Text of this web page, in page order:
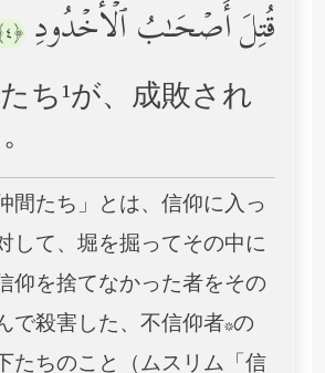
قُتِلَ أَصۡحَـٰبُ ٱلۡأُخۡدُودِ ﴿٤﴾
ち¹が、成敗され
たち」とは、信仰に入っ
して、堀を掘ってその中に
仰を捨てなかった者をその
で殺害した、不信仰者*の